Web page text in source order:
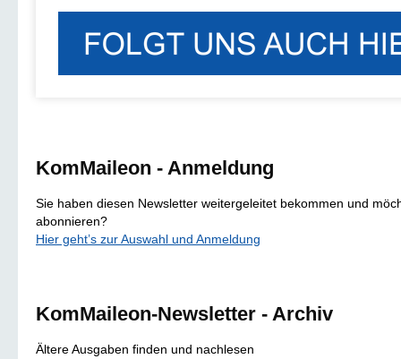
KomMaileon - Anmeldung
Sie haben diesen Newsletter weitergeleitet bekommen und
abonnieren?
Hier geht’s zur Auswahl und Anmeldung
KomMaileon-Newsletter - Archiv
Ältere Ausgaben finden und nachlesen